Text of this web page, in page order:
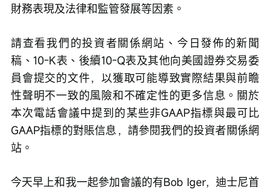
財務表現及法律和監管發展等因素。
請查看我們的投資者關係網站、今日發佈的新聞
稿、10-K表、後續10-Q表及其他向美國證券交易委
員會提交的文件，以獲取可能導致實際結果與前瞻
性聲明不一致的風險和不確定性的更多信息。關於
本次電話會議中提到的某些非GAAP指標與最可比
GAAP指標的對賬信息，請參閱我們的投資者關係網
站。
今天早上和我一起參加會議的有Bob Iger，迪士尼首